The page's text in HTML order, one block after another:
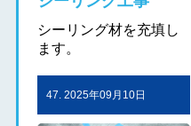
シーリング材を充填し
ます。
47. 2025年09月10日